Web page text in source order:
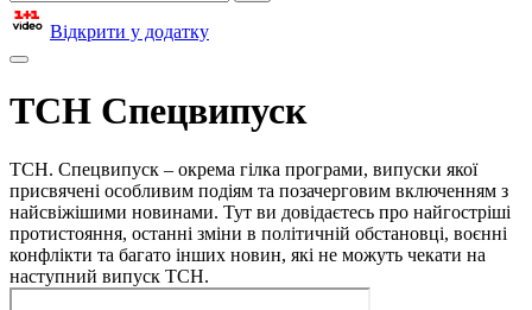
Відкрити у додатку
ТСН Спецвипуск
ТСН. Спецвипуск – окрема гілка програми, випуски якої
присвячені особливим подіям та позачерговим включенням з
найсвіжішими новинами. Тут ви довідаєтесь про найгостріші
протистояння, останні зміни в політичній обстановці, воєнні
конфлікти та багато інших новин, які не можуть чекати на
наступний випуск ТСН.